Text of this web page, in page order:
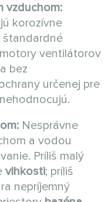
vzduchom:
korozívne
štandardné
ventilátorov
bez
určenej pre
Nesprávne
a vodou
Príliš malý
vlhkosti; príliš
nepríjemný